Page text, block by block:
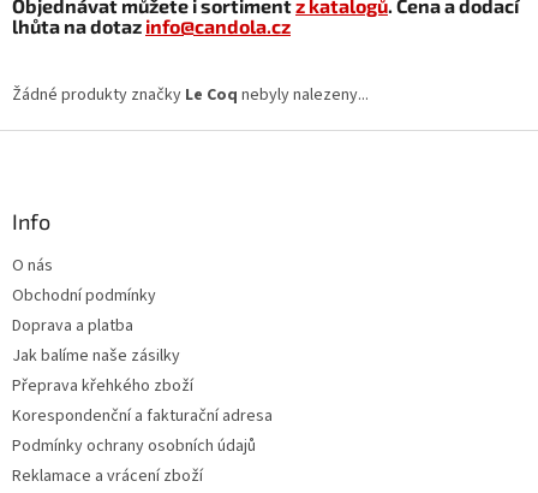
Objednávat můžete i sortimentz katalogů. Cena a dodací
lhůta na dotaz info@candola.cz
Žádné produkty značky Le Coq nebyly nalezeny...
Info
O nás
Obchodní podmínky
Doprava a platba
Jak balíme naše zásilky
Přeprava křehkého zboží
Korespondenční a fakturační adresa
Podmínky ochrany osobních údajů
Reklamace a vrácení zboží